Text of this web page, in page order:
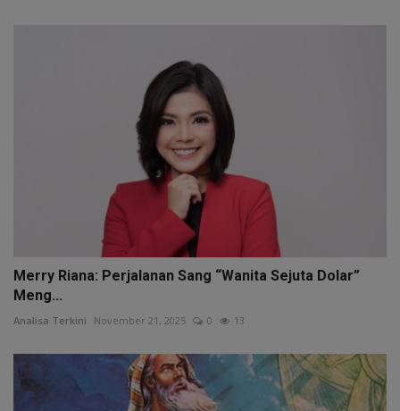
Merry Riana: Perjalanan Sang “Wanita Sejuta Dolar”
Meng...
Analisa Terkini November 21, 2025 0 13